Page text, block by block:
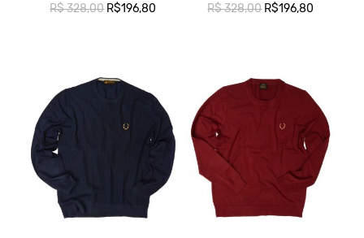
R$ 328,00R$196,80 R$ 328,00R$196,80